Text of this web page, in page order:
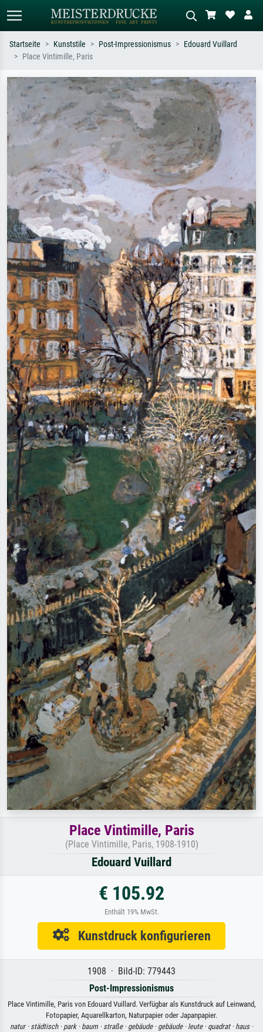
Suchen Sie nach Künstlern, Werktiteln
oder Stilen – z.B. Monet,
Sternennacht, Impressionismus, Welle
Hokusai, Akt.
Beschreiben Sie die Szene – z.B. Grüne
Wiese, Abstrakt mit viel Rot, Dunkles
Ölgemälde, Stehender Akt neben einem
Baum.
Startseite Kunststile Post-Impressionismus
Edouard Vuillard
Place Vintimille, Paris
Place Vintimille, Paris
(Place Vintimille, Paris, 1908-1910)
Edouard Vuillard
€ 105.92
Enthält 19% MwSt.
Kunstdruck konfigurieren
1908 · Bild-ID: 779443
Post-Impressionismus
Place Vintimille, Paris von Edouard Vuillard. Verfügbar als Kunstdruck auf Leinwand,
Fotopapier, Aquarellkarton, Naturpapier oder Japanpapier.
natur · städtisch · park · baum · straße · gebäude · gebäude · leute · quadrat · haus ·